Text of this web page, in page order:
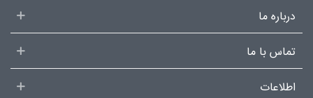
درباره ما
تماس با ما
اطلاعات